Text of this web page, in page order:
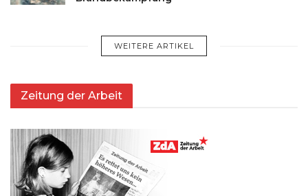
WEITERE ARTIKEL
Zeitung der Arbeit